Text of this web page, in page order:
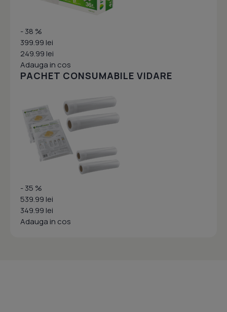
- 38 %
399.99 lei
249.99 lei
Adauga in cos
PACHET CONSUMABILE VIDARE
- 35 %
539.99 lei
349.99 lei
Adauga in cos